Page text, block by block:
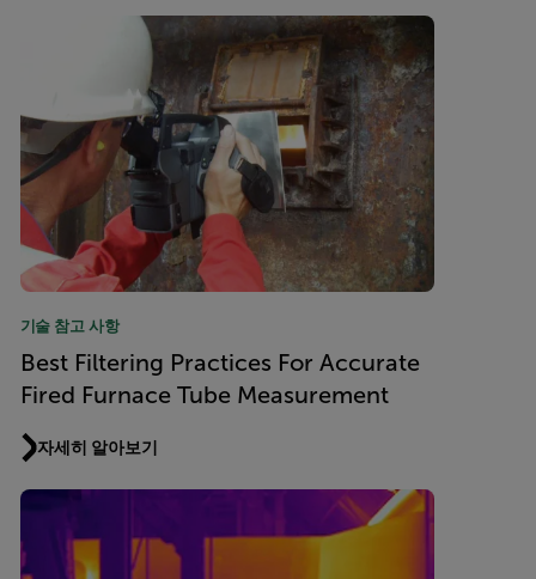
기술 참고 사항
Best Filtering Practices For Accurate
Fired Furnace Tube Measurement
자세히 알아보기